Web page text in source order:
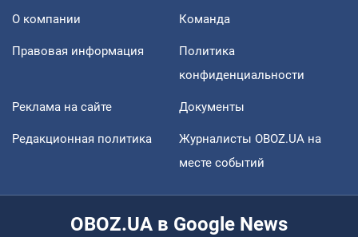
О компании Команда
Правовая информация
Политика
конфиденциальности
Реклама на сайте Документы
Редакционная политика
Журналисты OBOZ.UA на
месте событий
OBOZ.UA в Google News